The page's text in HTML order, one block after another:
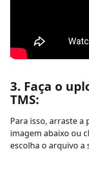
3. Faça o
TMS:
Para isso, arraste a
imagem abaixo ou
escolha o arquivo a